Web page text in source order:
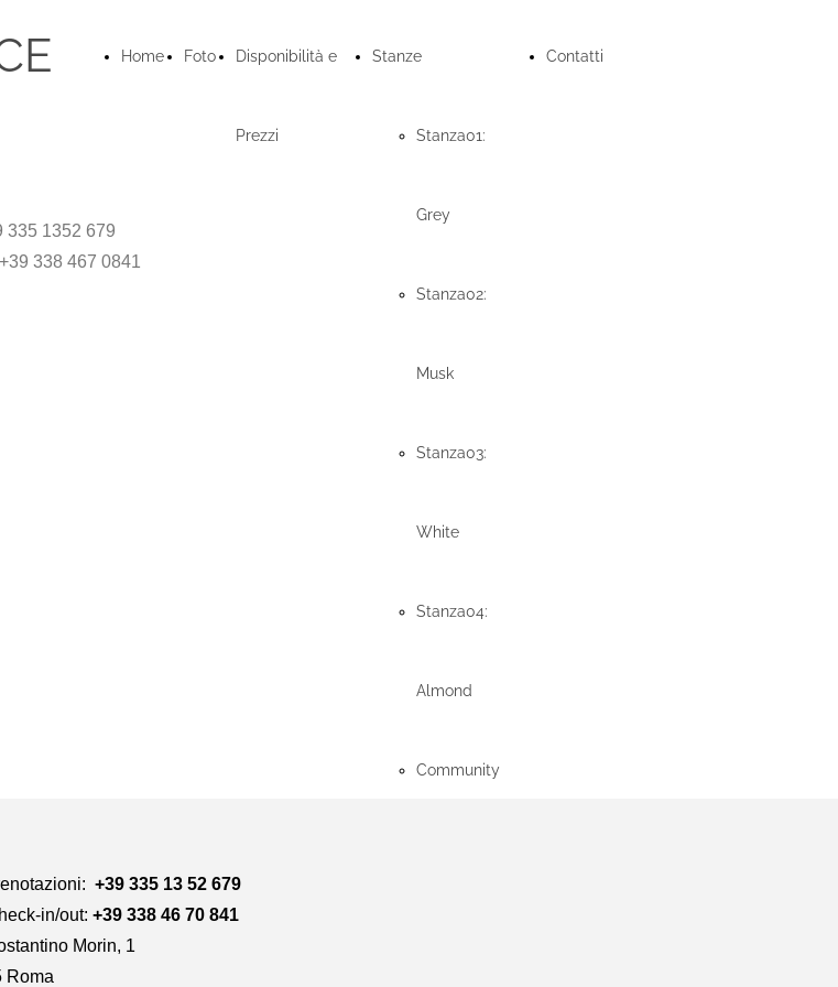
Home Foto Disponibilità e
Prezzi
Stanze
Stanza01:
Grey
Stanza02:
Musk
Stanza03:
White
Stanza04:
Almond
Community
Contatti
+39 335 13 52 679
in/out: +39 338 46 70 841
Morin, 1
Roma
335 1352 679
338 467 0841